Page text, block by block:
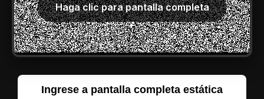
Haga clic para pantalla completa
Ingrese a pantalla completa estática